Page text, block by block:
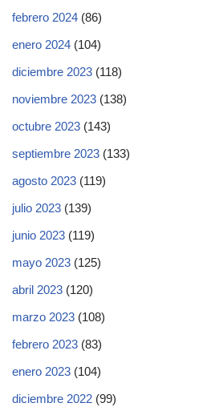
febrero 2024 (86)
enero 2024 (104)
diciembre 2023 (118)
noviembre 2023 (138)
octubre 2023 (143)
septiembre 2023 (133)
agosto 2023 (119)
julio 2023 (139)
junio 2023 (119)
mayo 2023 (125)
abril 2023 (120)
marzo 2023 (108)
febrero 2023 (83)
enero 2023 (104)
diciembre 2022 (99)